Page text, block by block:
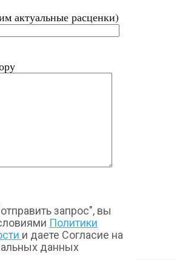
актуальные расценки)
запрос", вы
Политики
и даете Согласие на
данных